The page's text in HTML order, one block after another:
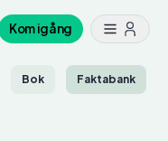
Kom igång
Bok Faktabank